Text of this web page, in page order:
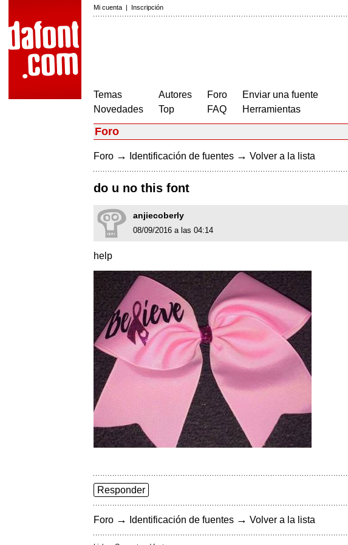
Mi cuenta | Inscripción
Temas
Novedades
Autores
Top
Foro
FAQ
Enviar una fuente
Herramientas
Foro
Foro → Identificación de fuentes → Volver a la lista
do u no this font
anjiecoberly
08/09/2016 a las 04:14
help
Responder
Foro → Identificación de fuentes → Volver a la lista